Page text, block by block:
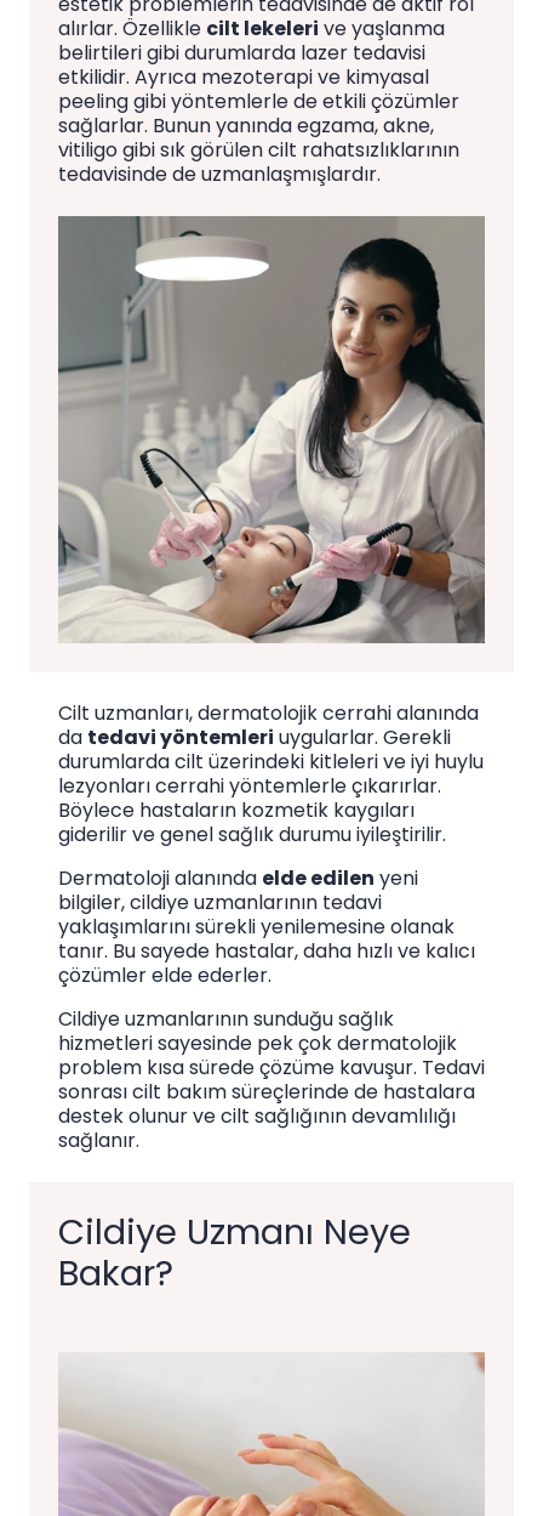
alırlar. Özellikle cilt lekeleri ve yaşlanma
belirtileri gibi durumlarda lazer tedavisi
etkilidir. Ayrıca mezoterapi ve kimyasal
peeling gibi yöntemlerle de etkili çözümler
sağlarlar. Bunun yanında egzama, akne,
vitiligo gibi sık görülen cilt rahatsızlıklarının
tedavisinde de uzmanlaşmışlardır.
Cilt uzmanları, dermatolojik cerrahi alanında
da tedavi yöntemleri uygularlar. Gerekli
durumlarda cilt üzerindeki kitleleri ve iyi huylu
lezyonları cerrahi yöntemlerle çıkarırlar.
Böylece hastaların kozmetik kaygıları
giderilir ve genel sağlık durumu iyileştirilir.
Dermatoloji alanında elde edilen yeni
bilgiler, cildiye uzmanlarının tedavi
yaklaşımlarını sürekli yenilemesine olanak
tanır. Bu sayede hastalar, daha hızlı ve kalıcı
çözümler elde ederler.
Cildiye uzmanlarının sunduğu sağlık
hizmetleri sayesinde pek çok dermatolojik
problem kısa sürede çözüme kavuşur. Tedavi
sonrası cilt bakım süreçlerinde de hastalara
destek olunur ve cilt sağlığının devamlılığı
sağlanır.
Cildiye Uzmanı Neye
Bakar?